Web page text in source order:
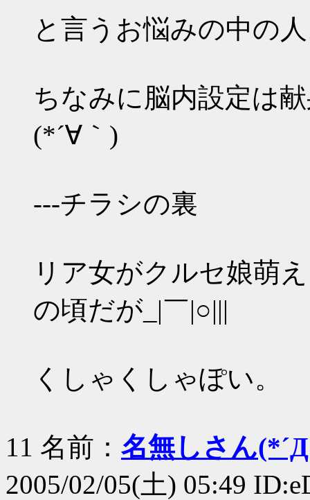
と言うお悩みの中の
ちなみに脳内設定は
(*´∀｀)
---チラシの裏
リア女がクルセ娘萌
の頃だが_|￣|○|||
くしゃくしゃぽい。
11 名前： 名無しさん
2005/02/05(土) 05:49